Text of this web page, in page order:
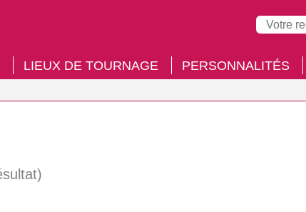
LIEUX DE TOURNAGE PERSONNALITÉS